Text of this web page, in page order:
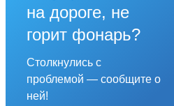
на дороге, не
горит фонарь?
Столкнулись с
проблемой — сообщите о
ней!